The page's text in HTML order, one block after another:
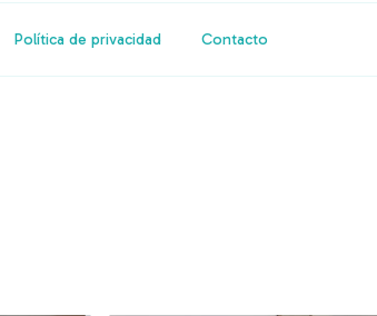
Política de privacidad Contacto